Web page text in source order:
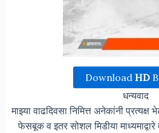
Download HD
धन्यवाद
माझ्या वाढदिवसा निमित्त अनेकांनी
फेसबूक व इतर सोशल मिडीया माध्यमाद्वारे